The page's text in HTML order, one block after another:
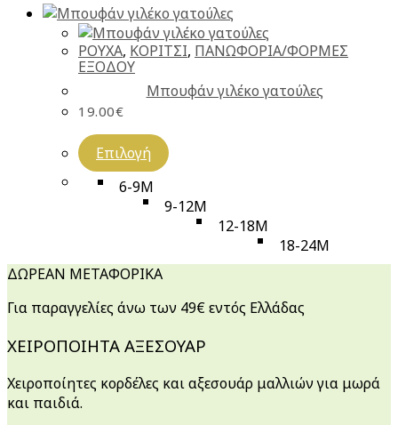
ΡΟΥΧΑ, ΚΟΡΙΤΣΙ, ΠΑΝΩΦΟΡΙΑ/ΦΟΡΜΕΣ
ΕΞΟΔΟΥ
Μπουφάν γιλέκο γατούλες
19.00€
Επιλογή
6-9M
9-12M
12-18M
18-24M
ΔΩΡΕΑΝ ΜΕΤΑΦΟΡΙΚΑ
Για παραγγελίες άνω των 49€ εντός Ελλάδας
ΧΕΙΡΟΠΟΙΗΤΑ ΑΞΕΣΟΥΑΡ
Χειροποίητες κορδέλες και αξεσουάρ μαλλιών για μωρά
και παιδιά.